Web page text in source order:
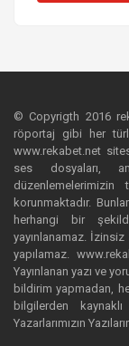
© Copyrigth 2016
röportaj gibi her
www.rekabet.net
ses dosyaları,
korunmaktadır.
herhangi bir
yayınlanamaz.
yapılamaz.
Yayınlanan yazı ve
bildirim yapmadan,
bilgilerden
Yazarlarımızın